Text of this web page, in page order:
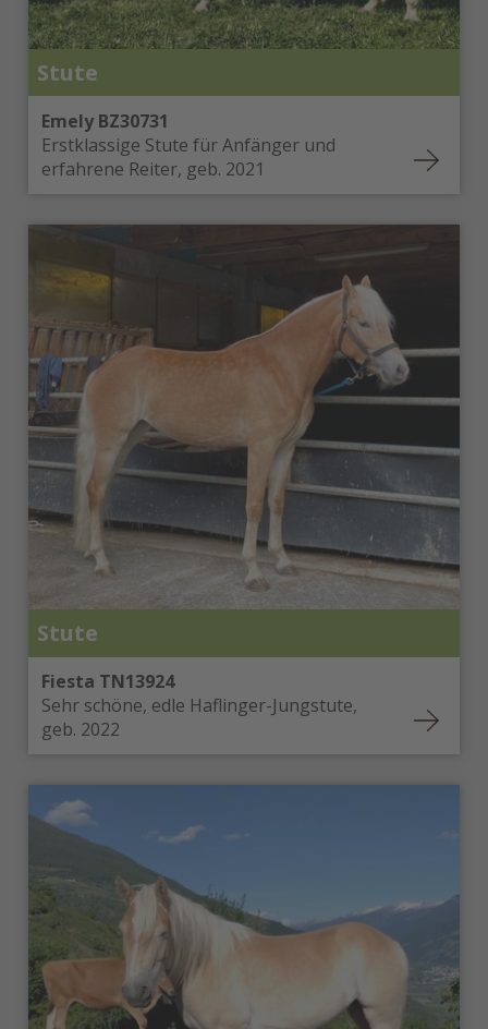
Stute
Emely BZ30731
Erstklassige Stute für Anfänger und
erfahrene Reiter, geb. 2021
Stute
Fiesta TN13924
Sehr schöne, edle Haflinger-Jungstute,
geb. 2022